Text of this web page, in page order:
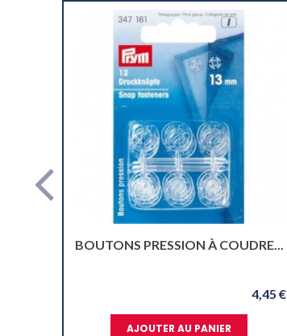
BOUTONS PRESSION À COUDRE...
4,45 €
AJOUTER AU PANIER